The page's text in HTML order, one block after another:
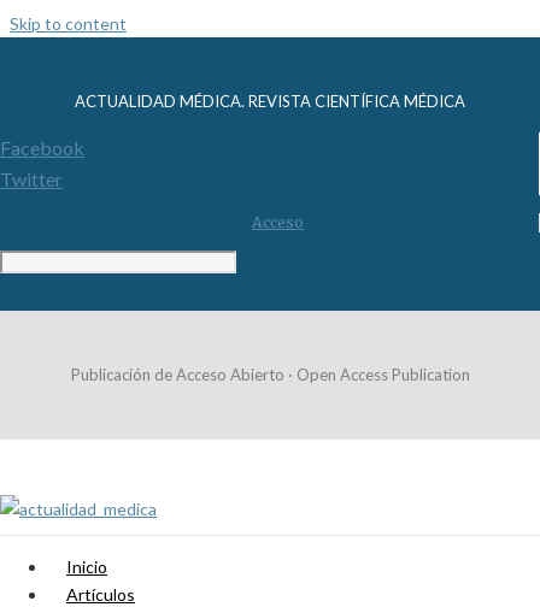
Skip to content
ACTUALIDAD MÉDICA. REVISTA CIENTÍFICA MÉDICA
Facebook
Twitter
Acceso
Publicación de Acceso Abierto · Open Access Publication
Inicio
Artículos